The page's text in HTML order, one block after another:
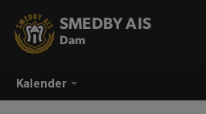
Kalender
SMEDBY AIS
Dam